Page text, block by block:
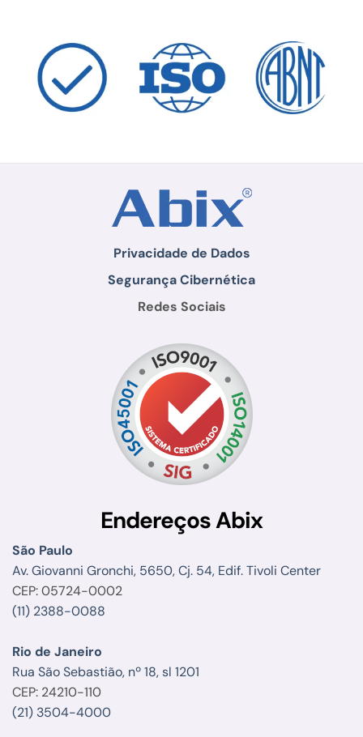
Privacidade de Dados
Segurança Cibernética
Redes Sociais
Endereços Abix
São Paulo
Av. Giovanni Gronchi, 5650, Cj. 54, Edif. Tivoli Center
CEP: 05724-0002
(11) 2388-0088
Rio de Janeiro
Rua São Sebastião, nº 18, sl 1201
CEP: 24210-110
(21) 3504-4000